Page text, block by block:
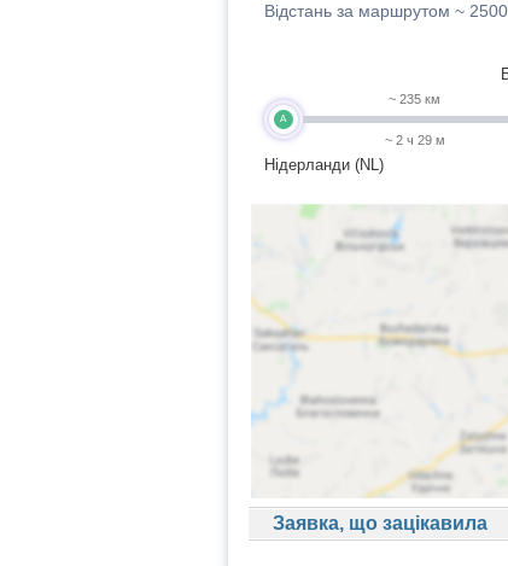
Відстань за маршрутом ~
A
Нідерланди (NL)
~ 235 км
~ 2 ч 29 м
Заявка, що зацікавила